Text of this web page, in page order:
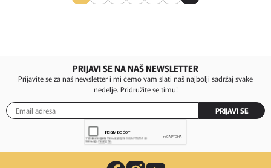
PRIJAVI SE NA NAŠ NEWSLETTER
Prijavite se za naš newsletter i mi ćemo vam slati naš najbolji sadržaj svake
nedelje. Pridružite se timu!
PRIJAVI SE